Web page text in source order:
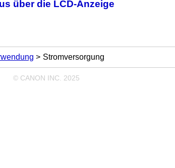
über die LCD-Anzeige
Stromversorgung
© CANON INC. 2025